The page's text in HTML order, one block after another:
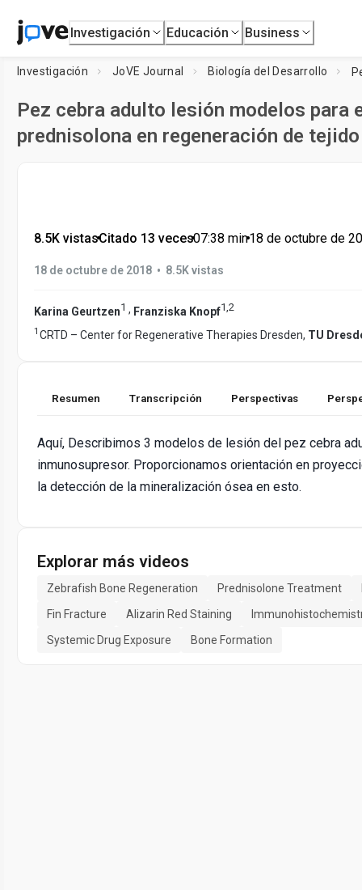
Investigación Educación Business
Investigación JoVE Journal Biología del Desarrollo
Pez cebra adulto lesión modelos
prednisolona en regeneración de
8.5K vistas•Citado 13 veces•07:38 min•18 de octubre de
18 de octubre de 2018 • 8.5K vistas
Karina Geurtzen1 , Franziska Knopf1,2
1 CRTD – Center for Regenerative Therapies Dresden, TU
Resumen Transcripción Perspectivas
Aquí, Describimos 3 modelos de lesión del pez cebra
inmunosupresor. Proporcionamos orientación en
la detección de la mineralización ósea en esto.
Explorar más videos
Zebrafish Bone Regeneration Prednisolone Treatment
Fin Fracture
Alizarin Red Staining
Systemic Drug Exposure
Bone Formation